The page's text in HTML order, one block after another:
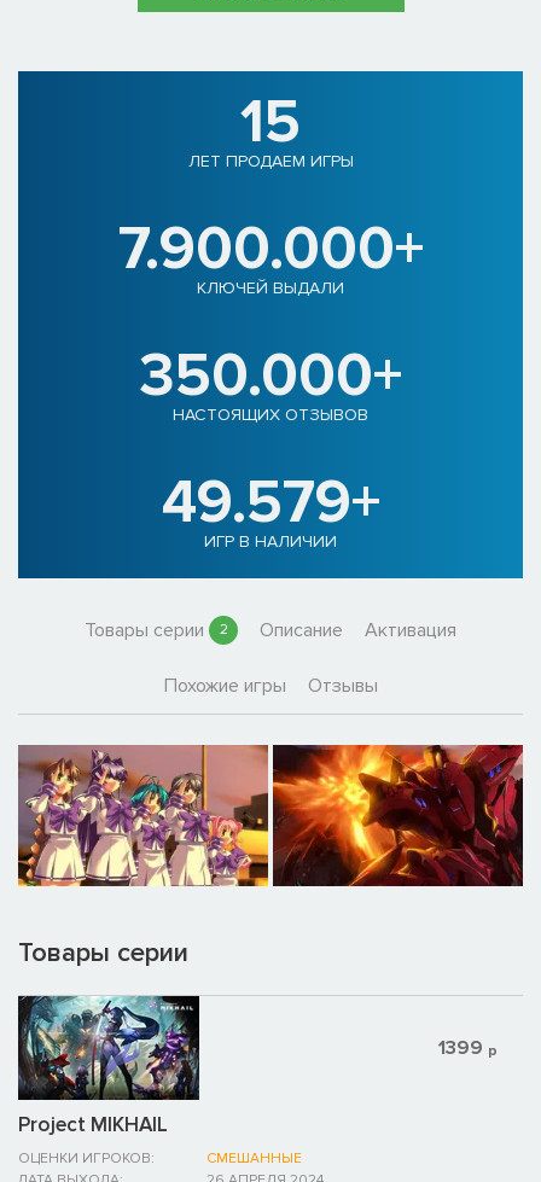
15
ЛЕТ ПРОДАЕМ ИГРЫ
7.900.000+
КЛЮЧЕЙ ВЫДАЛИ
350.000+
НАСТОЯЩИХ ОТЗЫВОВ
49.579+
ИГР В НАЛИЧИИ
Товары серии 2 Описание Активация
Похожие игры Отзывы
Товары серии
Project MIKHAIL
ОЦЕНКИ ИГРОКОВ:
СМЕШАННЫЕ
1399 р